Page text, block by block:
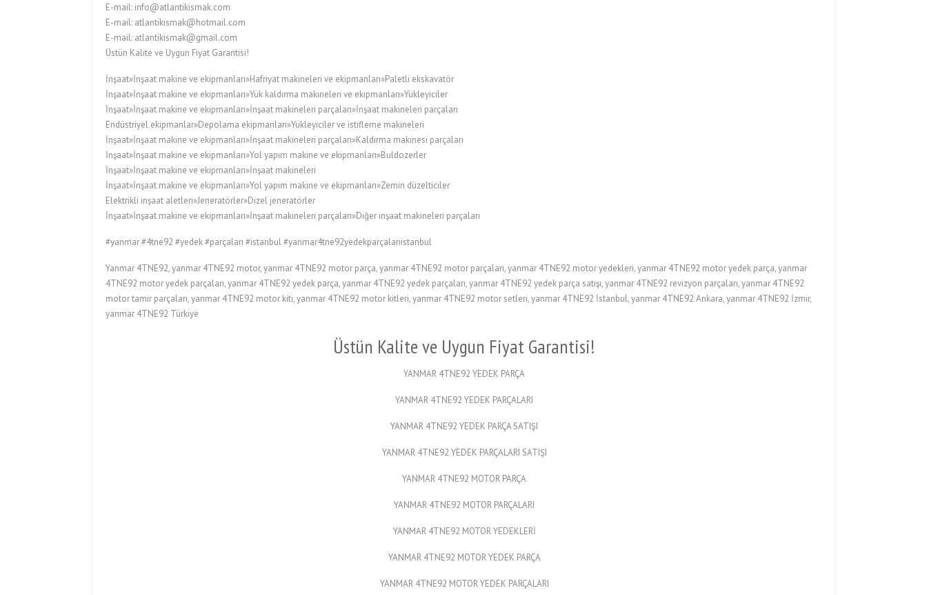
E-mail: info@atlantikismak.com
E-mail: atlantikismak@hotmail.com
E-mail: atlantikismak@gmail.com
Üstün Kalite ve Uygun Fiyat Garantisi!
İnşaat»İnşaat makine ve ekipmanları»Hafriyat makineleri ve ekipmanları»Paletli ekskavatör
İnşaat»İnşaat makine ve ekipmanları»Yük kaldırma makineleri ve ekipmanları»Yükleyiciler
İnşaat»İnşaat makine ve ekipmanları»İnşaat makineleri parçaları»İnşaat makineleri parçaları
Endüstriyel ekipmanlar»Depolama ekipmanları»Yükleyiciler ve istifleme makineleri
İnşaat»İnşaat makine ve ekipmanları»İnşaat makineleri parçaları»Kaldırma makinesi parçaları
İnşaat»İnşaat makine ve ekipmanları»Yol yapım makine ve ekipmanları»Buldozerler
İnşaat»İnşaat makine ve ekipmanları»İnşaat makineleri
İnşaat»İnşaat makine ve ekipmanları»Yol yapım makine ve ekipmanları»Zemin düzelticiler
Elektrikli inşaat aletleri»Jeneratörler»Dizel jeneratörler
İnşaat»İnşaat makine ve ekipmanları»İnşaat makineleri parçaları»Diğer inşaat makineleri parçaları
#yanmar #4tne92 #yedek #parçaları #istanbul #yanmar4tne92yedekparçalarıistanbul
Yanmar 4TNE92, yanmar 4TNE92 motor, yanmar 4TNE92 motor parça, yanmar 4TNE92 motor parçaları, yanmar 4TNE92 motor yedekleri, yanmar 4TNE92 motor yedek parça, yanmar
4TNE92 motor yedek parçaları, yanmar 4TNE92 yedek parça, yanmar 4TNE92 yedek parçaları, yanmar 4TNE92 yedek parça satışı, yanmar 4TNE92 revizyon parçaları, yanmar 4TNE92
motor tamir parçaları, yanmar 4TNE92 motor kiti, yanmar 4TNE92 motor kitleri, yanmar 4TNE92 motor setleri, yanmar 4TNE92 İstanbul, yanmar 4TNE92 Ankara, yanmar 4TNE92 İzmir,
yanmar 4TNE92 Türkiye
Üstün Kalite ve Uygun Fiyat Garantisi!
YANMAR 4TNE92 YEDEK PARÇA
YANMAR 4TNE92 YEDEK PARÇALARI
YANMAR 4TNE92 YEDEK PARÇA SATIŞI
YANMAR 4TNE92 YEDEK PARÇALARI SATIŞI
YANMAR 4TNE92 MOTOR PARÇA
YANMAR 4TNE92 MOTOR PARÇALARI
YANMAR 4TNE92 MOTOR YEDEKLERİ
YANMAR 4TNE92 MOTOR YEDEK PARÇA
YANMAR 4TNE92 MOTOR YEDEK PARÇALARI